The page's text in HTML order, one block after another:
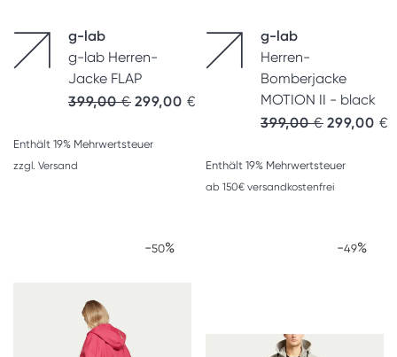
g-lab
g-lab Herren-
Jacke FLAP
399,00€ 299,00 €
Enthält 19% Mehrwertsteuer
zzgl. Versand
g-lab
Herren-
Bomberjacke
MOTION II - black
399,00€ 299,00 €
Enthält 19% Mehrwertsteuer
ab 150€ versandkostenfrei
-50% -49%